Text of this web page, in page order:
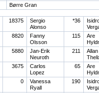
Børre Gran
18375
Sergio
Alonso
*36
8820
Fanny
Olsson
115
Are
5880
Jan-Erik
Neuroth
211
Allan
3675
Carlos
Lopez
65
Are
0
Vanessa
Ryall
190